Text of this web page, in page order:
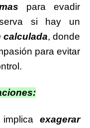
para evadir
si hay un
calculada, donde
para evitar
exagerar